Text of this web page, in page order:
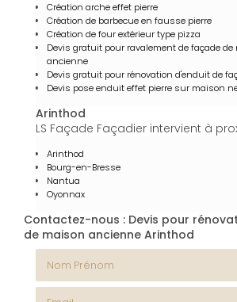
Création arche effet pierre
Création de barbecue en fausse pierre
Création de four extérieur type pizza
Devis gratuit pour ravalement de façade de
ancienne
Devis gratuit pour rénovation d'enduit de
Devis pose enduit effet pierre sur maison
Arinthod
LS Façade Façadier intervient à
Arinthod
Bourg-en-Bresse
Nantua
Oyonnax
Contactez-nous : Devis pour
de maison ancienne Arinthod
Email